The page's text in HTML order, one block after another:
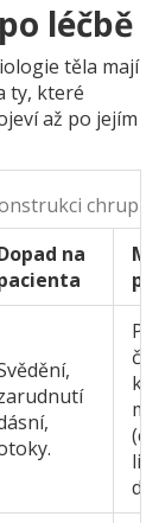
léčbě
těla mají
ty, které
až po jejím
chrupu
na